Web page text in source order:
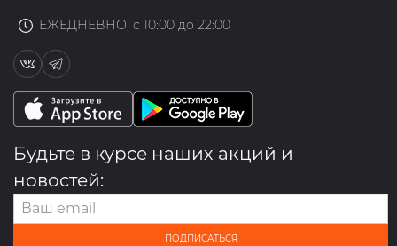
ЕЖЕДНЕВНО, с 10:00 до 22:00
Будьте в курсе наших акций и
новостей:
ПОДПИСАТЬСЯ